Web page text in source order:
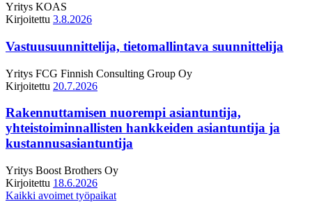
Yritys KOAS
Kirjoitettu 3.8.2026
Vastuusuunnittelija, tietomallintava suunnittelija
Yritys FCG Finnish Consulting Group Oy
Kirjoitettu 20.7.2026
Rakennuttamisen nuorempi asiantuntija,
yhteistoiminnallisten hankkeiden asiantuntija ja
kustannusasiantuntija
Yritys Boost Brothers Oy
Kirjoitettu 18.6.2026
Kaikki avoimet työpaikat